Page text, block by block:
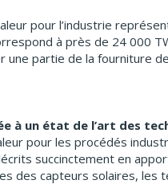
pour l’industrie
à près de 24 000
partie de la fourniture
à un état de l’art des
pour les procédés
succinctement en
des capteurs solaires,